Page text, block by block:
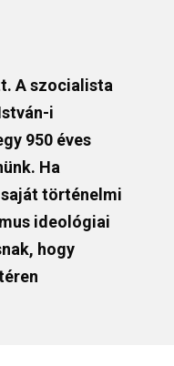
A szocialista
i
950 éves
Ha
történelmi
ideológiai
hogy